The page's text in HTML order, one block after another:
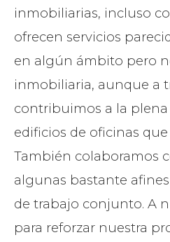
inmobiliarias, incluso
ofrecen servicios
en algún ámbito pero
inmobiliaria, aunque a
contribuimos a la
edificios de oficinas
También colaboramos
algunas bastante
de trabajo conjunto. A
para reforzar nuestra